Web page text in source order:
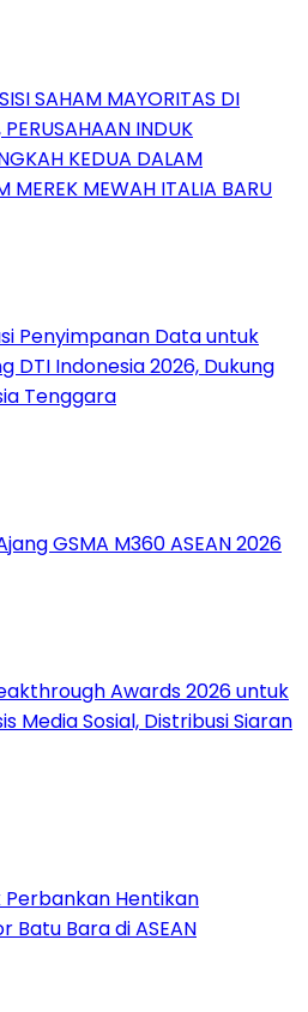
SAHAM MAYORITAS DI
INDUK
KEDUA DALAM
MEREK MEWAH ITALIA BARU
Penyimpanan Data untuk
DTI Indonesia 2026, Dukung
Tenggara
GSMA M360 ASEAN 2026
Awards 2026 untuk
Media Sosial, Distribusi Siaran
Perbankan Hentikan
Batu Bara di ASEAN